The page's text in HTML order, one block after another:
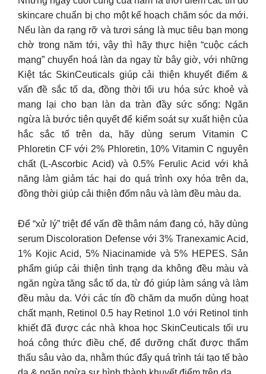
skincare chuẩn bị cho một kế hoạch chăm sóc da mới.
Nếu làn da rạng rỡ và tươi sáng là mục tiêu bạn mong
chờ trong năm tới, vậy thì hãy thực hiện “cuộc cách
mạng” chuyển hoá làn da ngay từ bây giờ, với những
Kiệt tác SkinCeuticals giúp cải thiện khuyết điểm &
vấn đề sắc tố da, đồng thời tối ưu hóa sức khoẻ và
mang lại cho bạn làn da tràn đầy sức sống: Ngăn
ngừa là bước tiên quyết để kiểm soát sự xuất hiện của
hắc sắc tố trên da, hãy dùng serum Vitamin C
Phloretin CF với 2% Phloretin, 10% Vitamin C nguyên
chất (L-Ascorbic Acid) và 0.5% Ferulic Acid với khả
năng làm giảm tác hại do quá trình oxy hóa trên da,
đồng thời giúp cải thiện đốm nâu và làm đều màu da.
Để “xử lý” triệt để vấn đề thâm nám đang có, hãy dùng
serum Discoloration Defense với 3% Tranexamic Acid,
1% Kojic Acid, 5% Niacinamide và 5% HEPES. Sản
phẩm giúp cải thiện tình trạng da không đều màu và
ngăn ngừa tăng sắc tố da, từ đó giúp làm sáng và làm
đều màu da. Với các tín đồ chăm da muốn dùng hoạt
chất mạnh, Retinol 0.5 hay Retinol 1.0 với Retinol tinh
khiết đã được các nhà khoa học SkinCeuticals tối ưu
hoá công thức điều chế, để dưỡng chất được thẩm
thấu sâu vào da, nhằm thúc đẩy quá trình tái tạo tế bào